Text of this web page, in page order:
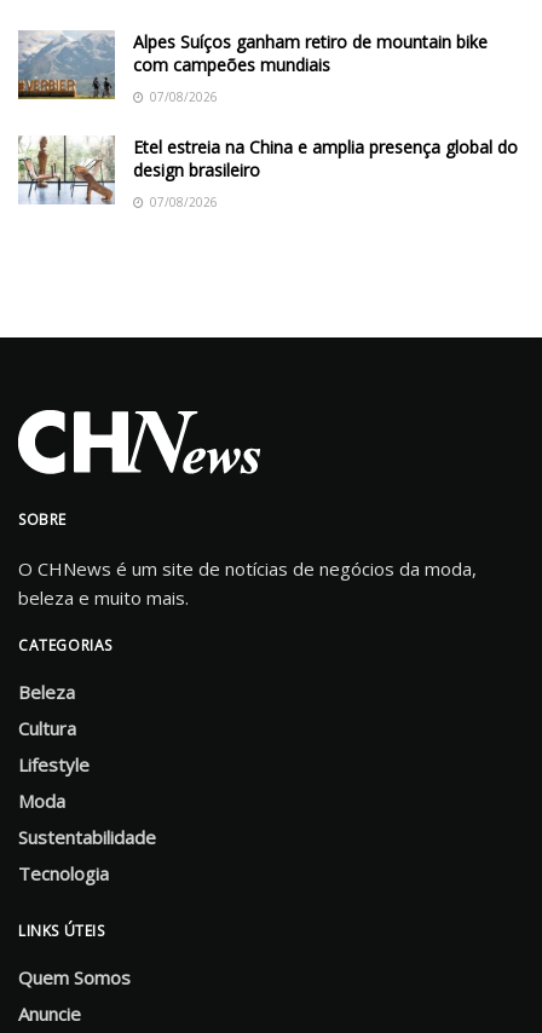
Alpes Suíços ganham retiro de mountain bike
com campeões mundiais
07/08/2026
Etel estreia na China e amplia presença global do
design brasileiro
07/08/2026
SOBRE
O CHNews é um site de notícias de negócios da moda,
beleza e muito mais.
CATEGORIAS
Beleza
Cultura
Lifestyle
Moda
Sustentabilidade
Tecnologia
LINKS ÚTEIS
Quem Somos
Anuncie